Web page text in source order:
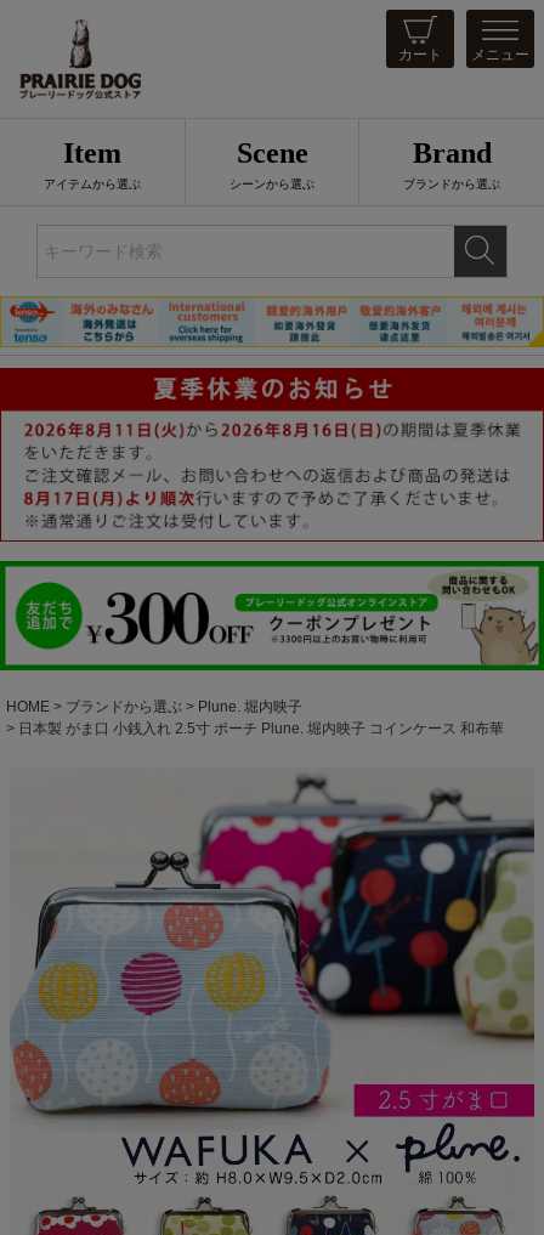
カート メニュー
Item
アイテムから選ぶ
Scene
シーンから選ぶ
Brand
ブランドから選ぶ
HOME ブランドから選ぶ
Plune. 堀内映子
日本製 がま口 小銭入れ 2.5寸 ポーチ Plune. 堀内映子 コインケース 和布華
検索